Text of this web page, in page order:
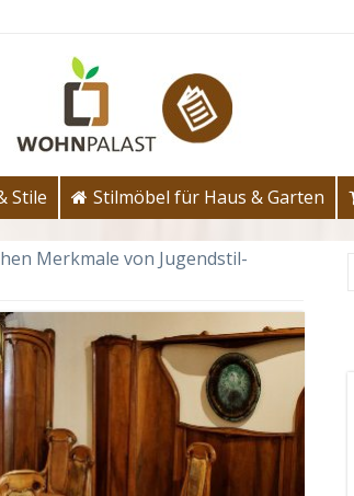
Stile Stilmöbel für Haus & Garten
Merkmale von Jugendstil-